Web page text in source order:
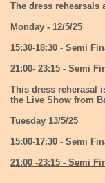
The dress rehearsals
Monday - 12/5/25
15:30-18:30 - Semi
21:00- 23:15 - Semi
This dress reherasal
the Live Show from
Tuesday 13/5/25
15:00-17:30 - Semi
21:00 -23:15 - Semi